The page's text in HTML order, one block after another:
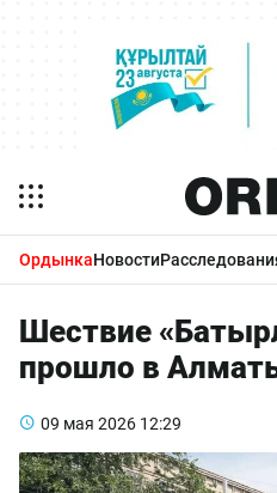
ОрдынкаНовости
Шествие
прошло в
09 мая 2026 12:29